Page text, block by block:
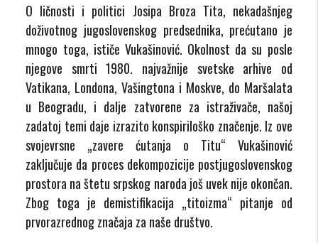
O ličnosti i politici Josipa Broza Tita, nekadašnjeg
doživotnog jugoslovenskog predsednika, prećutano je
mnogo toga, ističe Vukašinović. Okolnost da su posle
njegove smrti 1980. najvažnije svetske arhive od
Vatikana, Londona, Vašingtona i Moskve, do Maršalata
u Beogradu, i dalje zatvorene za istraživače, našoj
zadatoj temi daje izrazito konspiriloško značenje. Iz ove
svojevrsne „zavere ćutanja o Titu“ Vukašinović
zaključuje da proces dekompozicije postjugoslovenskog
prostora na štetu srpskog naroda još uvek nije okončan.
Zbog toga je demistifikacija „titoizma“ pitanje od
prvorazrednog značaja za naše društvo.